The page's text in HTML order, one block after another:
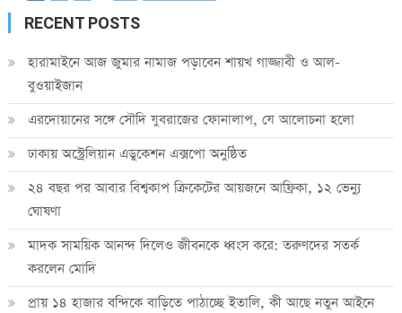
RECENT POSTS
হারামাইনে আজ জুমার নামাজ পড়াবেন শায়খ গাজ্জাবী ও আল-
বুওয়াইজান
এরদোয়ানের সঙ্গে সৌদি যুবরাজের ফোনালাপ, যে আলোচনা হলো
ঢাকায় অস্ট্রেলিয়ান এডুকেশন এক্সপো অনুষ্ঠিত
২৪ বছর পর আবার বিশ্বকাপ ক্রিকে‌টের আয়জনে আফ্রিকা, ১২ ভেন্যু
ঘোষণা
মাদক সাময়িক আনন্দ দিলেও জীবনকে ধ্বংস করে: তরুণদের সতর্ক
করলেন মোদি
প্রায় ১৪ হাজার বন্দিকে বাড়িতে পাঠাচ্ছে ইতালি, কী আছে নতুন আইনে